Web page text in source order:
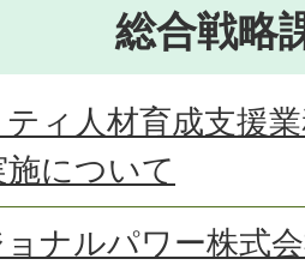
総合戦略
ィ人材育成支援
について
ナルパワー株式